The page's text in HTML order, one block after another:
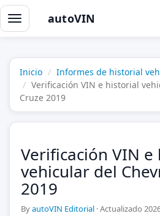
Alternar
navegación
autoVIN
Inicio
Informes de historial
Verificación VIN e historial
Cruze 2019
Verificación VIN
vehicular del
2019
ByautoVIN Editorial ·Actualizado